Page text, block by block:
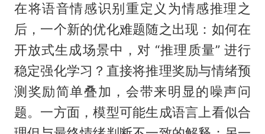
在将语音情感识别重定义为情感推理之
后，一个新的优化难题随之出现：如何在
开放式生成场景中，对 “推理质量” 进行
稳定强化学习？直接将推理奖励与情绪预
测奖励简单叠加，会带来明显的噪声问
题。一方面，模型可能生成语言上看似合